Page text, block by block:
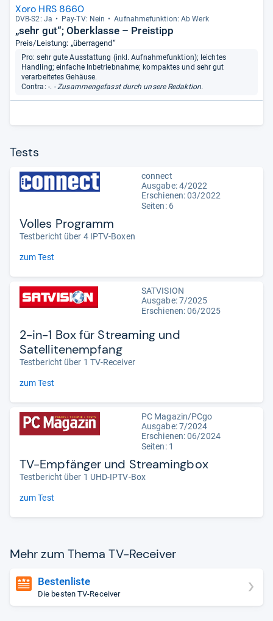
Xoro HRS 8660
DVB-​S2: Ja Pay-​TV: Nein Auf­nah­me­funk­tion: Ab Werk
„sehr gut“; Oberklasse – Preistipp
Preis/Leistung: „überragend“
Pro: sehr gute Ausstattung (inkl. Aufnahmefunktion); leichtes
Handling; einfache Inbetriebnahme; kompaktes und sehr gut
verarbeitetes Gehäuse.
Contra: -. - Zusammengefasst durch unsere Redaktion.
Tests
connect
Ausgabe: 4/2022
Erschienen: 03/2022
Seiten: 6
Volles Programm
Testbericht über 4 IPTV-Boxen
zum Test
SATVISION
Ausgabe: 7/2025
Erschienen: 06/2025
2-in-1 Box für Streaming und
Satellitenempfang
Testbericht über 1 TV-Receiver
zum Test
PC Magazin/PCgo
Ausgabe: 7/2024
Erschienen: 06/2024
Seiten: 1
TV-Empfänger und Streamingbox
Testbericht über 1 UHD-IPTV-Box
zum Test
Mehr zum Thema TV-​Recei­ver
Bestenliste
Die besten TV-Receiver